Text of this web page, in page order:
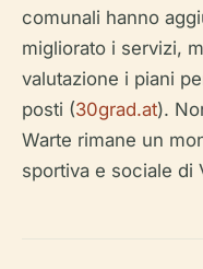
comunali hanno
migliorato i servizi,
valutazione i piani
posti (30grad.at).
Warte rimane un
sportiva e sociale di